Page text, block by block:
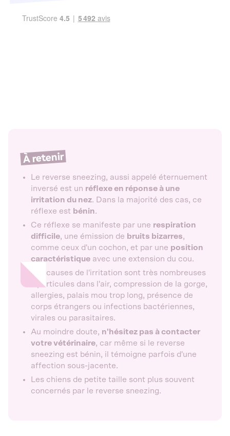
À retenir
Le reverse sneezing, aussi appelé éternuement
inversé est un réflexe en réponse à une
irritation du nez. Dans la majorité des cas, ce
réflexe est bénin.
Ce réflexe se manifeste par une respiration
difficile, une émission de bruits bizarres,
comme ceux d'un cochon, et par une position
caractéristique avec une extension du cou.
Les causes de l'irritation sont très nombreuses
: particules dans l'air, compression de la gorge,
allergies, palais mou trop long, présence de
corps étrangers ou infections bactériennes,
virales ou parasitaires.
Au moindre doute, n'hésitez pas à contacter
votre vétérinaire, car même si le reverse
sneezing est bénin, il témoigne parfois d'une
affection sous-jacente.
Les chiens de petite taille sont plus souvent
concernés par le reverse sneezing.